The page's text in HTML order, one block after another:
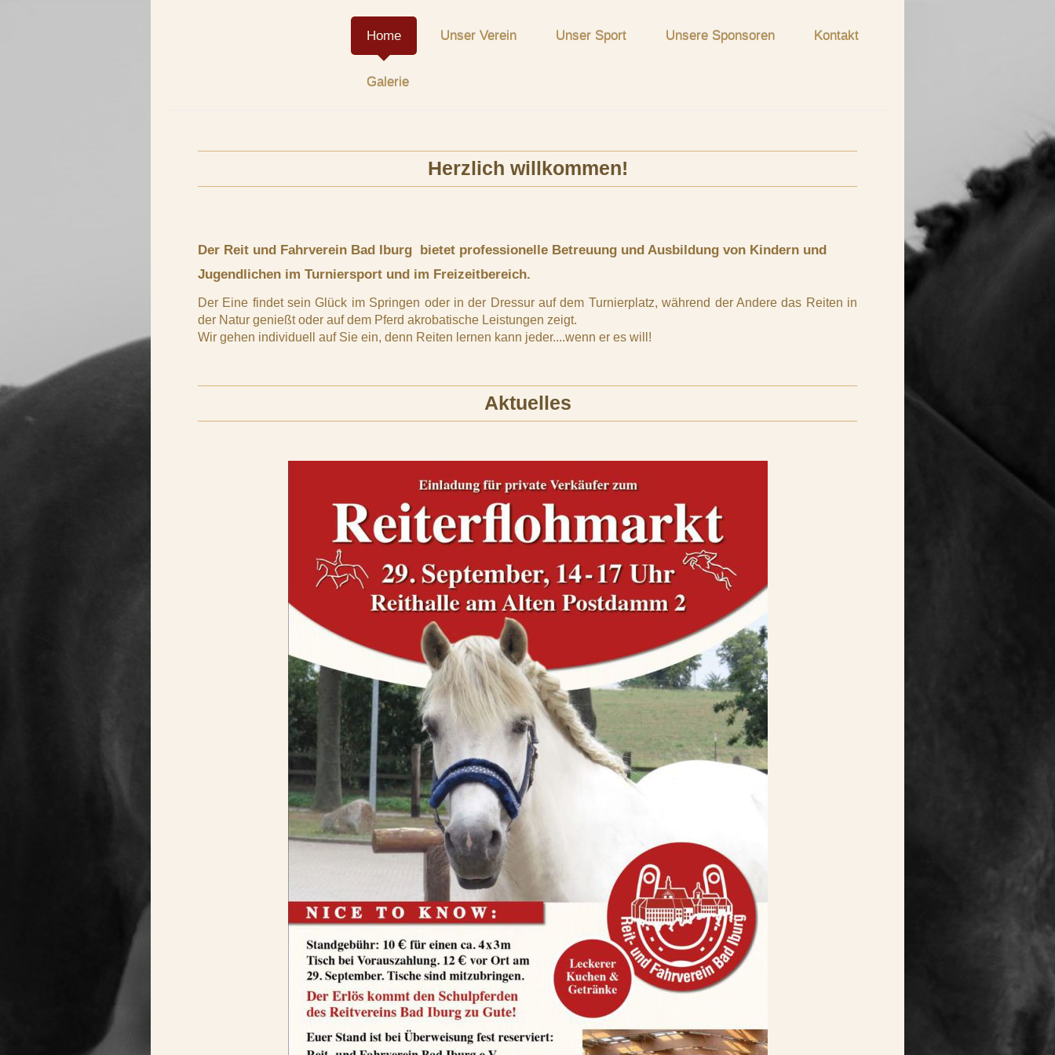
Home Unser Verein Unser Sport Unsere Sponsoren Kontakt
Galerie
Herzlich willkommen!
Der Reit und Fahrverein Bad Iburg bietet professionelle Betreuung und Ausbildung von Kindern und
Jugendlichen im Turniersport und im Freizeitbereich.
Der Eine findet sein Glück im Springen oder in der Dressur auf dem Turnierplatz, während der Andere das Reiten in
der Natur genießt oder auf dem Pferd akrobatische Leistungen zeigt.
Wir gehen individuell auf Sie ein, denn Reiten lernen kann jeder....wenn er es will!
Aktuelles